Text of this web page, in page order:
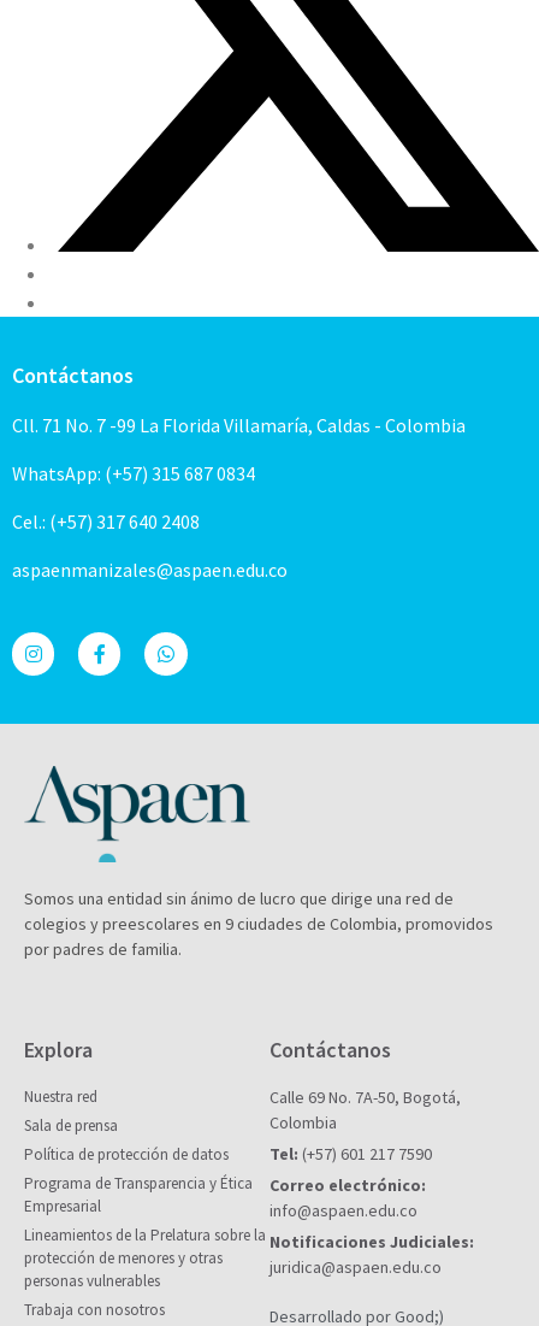
Contáctanos
Cll. 71 No. 7 -99 La Florida Villamaría, Caldas - Colombia
WhatsApp: (+57) 315 687 0834
Cel.: (+57) 317 640 2408
aspaenmanizales@aspaen.edu.co
Somos una entidad sin ánimo de lucro que dirige una red de
colegios y preescolares en 9 ciudades de Colombia, promovidos
por padres de familia.
Explora
Nuestra red
Sala de prensa
Política de protección de datos
Programa de Transparencia y Ética
Empresarial
Lineamientos de la Prelatura sobre la
protección de menores y otras
personas vulnerables
Trabaja con nosotros
Contáctanos
Calle 69 No. 7A-50, Bogotá,
Colombia
Tel: (+57) 601 217 7590
Correo electrónico:
info@aspaen.edu.co
Notificaciones Judiciales:
juridica@aspaen.edu.co
Desarrollado por Good;)